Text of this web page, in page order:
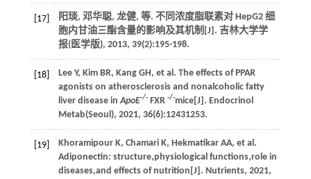
[17] 阳琰, 邓华聪, 龙健, 等. 不同浓度脂联素对 HepG2 细
胞内甘油三酯含量的影响及其机制[J]. 吉林大学学
报(医学版), 2013, 39(2):195-198.
[18] Lee Y, Kim BR, Kang GH, et al. The effects of PPAR
agonists on atherosclerosis and nonalcoholic fatty
liver disease inApoE-/-FXR -/-mice[J]. Endocrinol
Metab(Seoul), 2021, 36(6):12431253.
[19] Khoramipour K, Chamari K, Hekmatikar AA, et al.
Adiponectin: structure,physiological functions,role in
diseases,and effects of nutrition[J]. Nutrients, 2021,